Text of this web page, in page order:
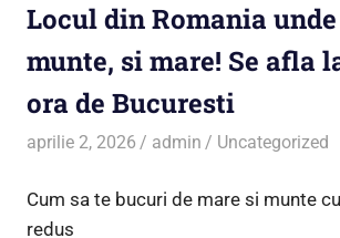
Locul din Romania
munte, si mare! Se afla
ora de Bucuresti
aprilie 2, 2026 admin Uncategorized
Cum sa te bucuri de mare si munte
redus